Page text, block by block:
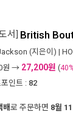
서] British
(지은이) |
원 → 27,200원 (
인트 : 82
배로 주문하면 8월